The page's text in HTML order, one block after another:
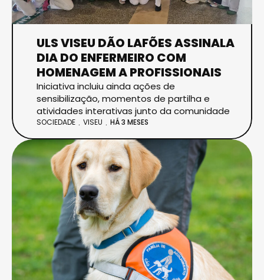
ULS VISEU DÃO LAFÕES ASSINALA
DIA DO ENFERMEIRO COM
HOMENAGEM A PROFISSIONAIS
Iniciativa incluiu ainda ações de
sensibilização, momentos de partilha e
atividades interativas junto da comunidade
SOCIEDADE VISEU HÁ 3 MESES